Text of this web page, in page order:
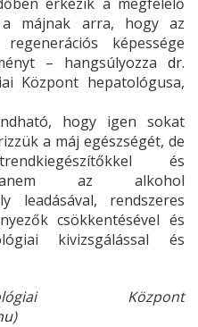
májnak arra, hogy az
képessége
– hangsúlyozza dr.
Központ hepatológusa,
hogy igen sokat
a máj egészségét, de
és
hanem az alkohol
leadásával, rendszeres
csökkentésével és
kivizsgálással és
Központ
)